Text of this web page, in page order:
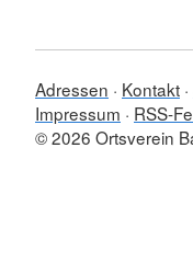
Adressen Kontakt
Impressum
RSS-
© 2026 Ortsverein